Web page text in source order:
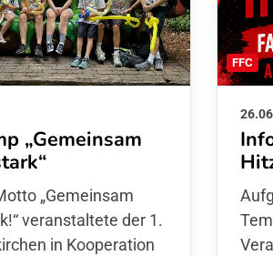
„Gemeinsam
„Gemeinsam sind
der 1. FFC
in Kooperation mit
FFC